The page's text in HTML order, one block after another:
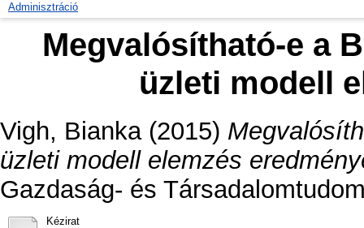
Adminisztráció
Megvalósítható-e a
üzleti modell
Vigh, Bianka(2015)
üzleti modell elemzés
Gazdaság- és
Kézirat